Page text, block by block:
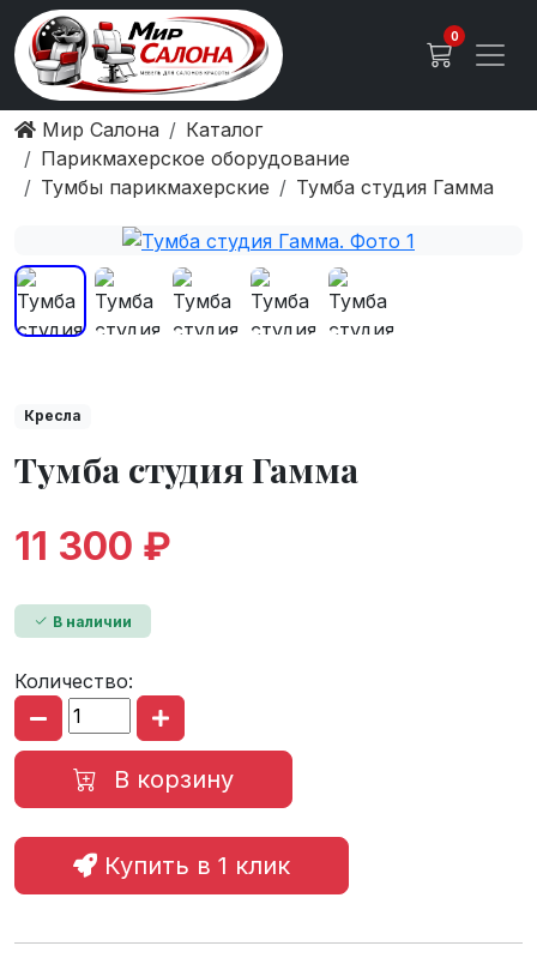
0
Мир Салона
Каталог
Парикмахерское оборудование
Тумбы парикмахерские
Тумба студия Гамма
Кресла
Тумба студия Гамма
11 300 ₽
В наличии
Количество:
В корзину
Купить в 1 клик